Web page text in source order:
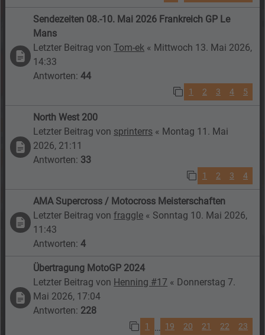
Sendezeiten 08.-10. Mai 2026 Frankreich GP Le
Mans
Letzter Beitrag vonTom-ek « Mittwoch 13. Mai 2026,
14:33
Antworten:44
1 2 3 4 5
North West 200
Letzter Beitrag von sprinterrs « Montag 11. Mai
2026, 21:11
Antworten: 33
1 2 3 4
AMA Supercross / Motocross Meisterschaften
Letzter Beitrag vonfraggle « Sonntag 10. Mai 2026,
11:43
Antworten:4
Übertragung MotoGP 2024
Letzter Beitrag von Henning #17 « Donnerstag 7.
Mai 2026, 17:04
Antworten: 228
1 … 19 20 21 22 23